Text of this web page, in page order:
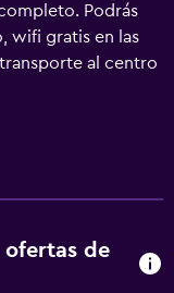
Podrás
wifi gratis en las
al centro
de golf, una
ofrece 149
servicios para las
y teléfono. Se
ofertas de